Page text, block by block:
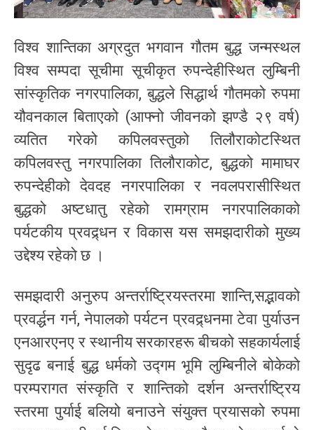
विश्व शान्तिका अग्रदुत भगवान गौतम बुद्ध जन्मस्थल
विश्व सम्पदा सूचीमा सूचीकृत रुपन्देहीस्थित लुम्बिनी
सांस्कृतिक नगरपालिका, बुद्धले सिद्धार्थ गौतमको रुपमा
यौवनकाल बिताएको (आफ्नो जीवनको झण्डै २९ वर्ष)
व्यतित गरेको कपिलवस्तुको तिलौराकोटस्थित
कपिलवस्तु नगरपालिका तिलौराकोट, बुद्धको मामाघर
रुपन्देहीको देवदह नगरपालिका र नवलपरासीस्थित
बुद्धको अष्टधातु रहेको रामग्राम नगरपालिकाको
पर्यटकीय प्रवद्र्धन र विकास यस समझदारीको मुख्य
उद्देश्य रहेको छ ।
समझदारी अनुरुप अन्तर्राष्ट्रियस्तरमा शान्ति,सद्भावको
प्रवर्द्धन गर्न, नेपालको पर्यटन प्रवद्र्धनमा टेवा पुर्याउन
एनआरएनए र स्थानीय सरकारहरू बीचको सहकार्यलाई
सुदृढ बनाई बुद्ध धर्मको उद्गम भूमि लुम्बिनीले बोकेको
परम्परागत संस्कृति र शान्तिको दर्शन अन्तर्राष्ट्रिय
स्तरमा पुर्याई बलियो बनाउने संयुक्त प्रयासको रुपमा